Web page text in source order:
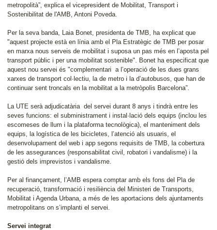
metropolità”, explica el vicepresident de Mobilitat, Transport i
Sostenibilitat de l'AMB, Antoni Poveda.
Per la seva banda, Laia Bonet, presidenta de TMB, ha explicat que
"aquest projecte està en línia amb el Pla Estratègic de TMB per posar
en marxa nous serveis de mobilitat i suposa un pas més en l’aposta pel
transport públic i per una mobilitat sostenible". Bonet ha especificat que
aquest nou servei és "complementari a l’operació de les dues grans
xarxes de transport col·lectiu, la de metro i la d’autobusos, que han de
continuar sent troncals en la mobilitat a la metròpolis Barcelona”.
La UTE serà adjudicatària del servei durant 8 anys i tindrà entre les
seves funcions: el subministrament i instal·lació dels equips (inclou les
escomeses de llum i la plataforma tecnològica), el manteniment dels
equips, la logística de les bicicletes, l’atenció als usuaris, el
desenvolupament del web i app segons requisits de TMB, la cobertura
de les assegurances (responsabilitat civil, robatori i vandalisme) i la
gestió dels imprevistos i vandalisme.
Per al finançament, l’AMB espera comptar amb els fons del Pla de
recuperació, transformació i resiliència del Ministeri de Transports,
Mobilitat i Agenda Urbana, a més de les aportacions dels ajuntaments
metropolitans on s’implanti el servei.
Servei integrat